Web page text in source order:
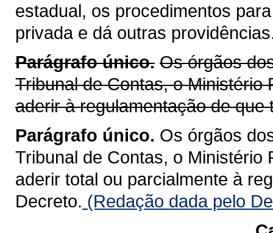
estadual, os procedimentos
privada e dá outras
Parágrafo único. Os órgãos
Tribunal de Contas, o Ministério
aderir à regulamentação de que
Parágrafo único. Os órgãos
Tribunal de Contas, o Ministério
aderir total ou parcialmente à
Decreto. (Redação dada pelo